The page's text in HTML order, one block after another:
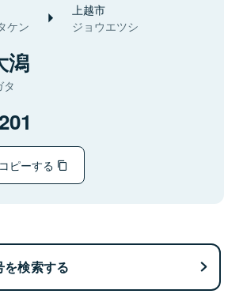
ケン
上越市
ジョウエツシ
潟
タ
ピーする
検索する